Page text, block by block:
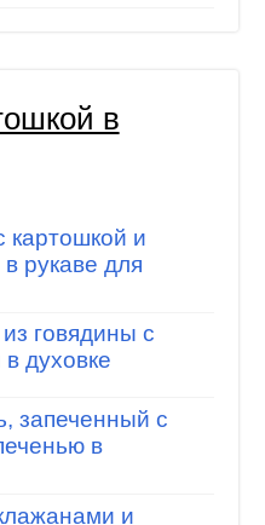
в
картошкой и
рукаве для
говядины с
духовке
запеченный с
в
и